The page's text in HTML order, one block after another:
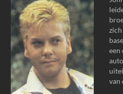
een
van